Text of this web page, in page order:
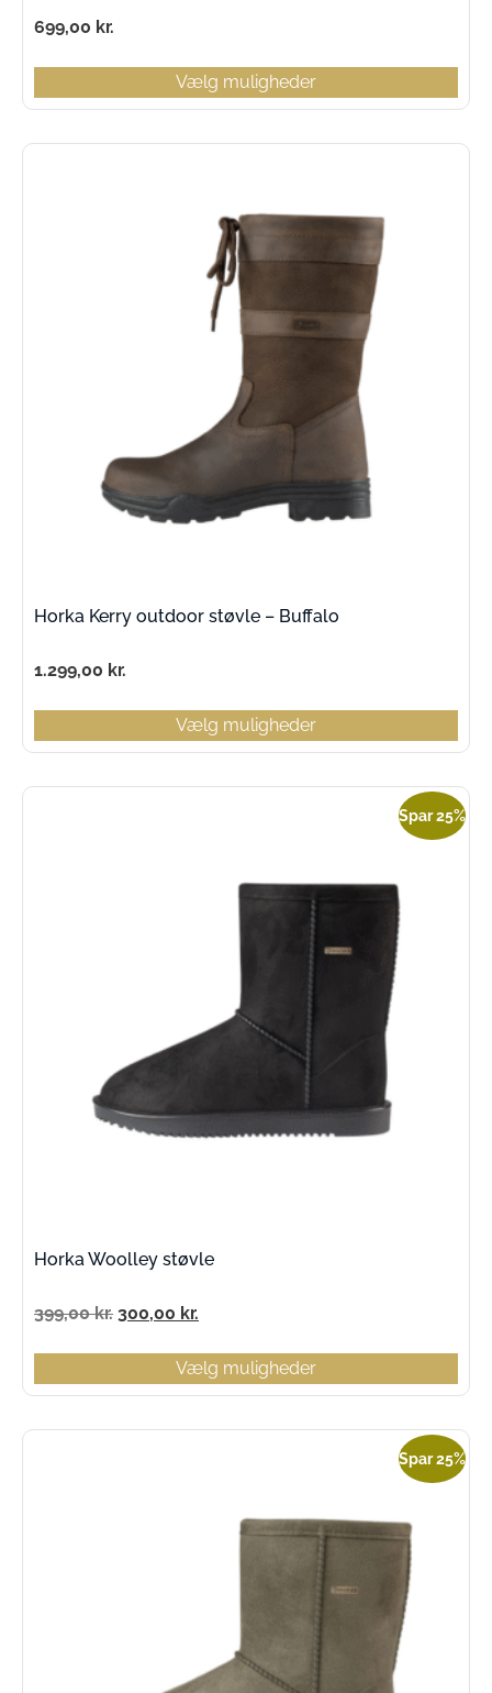
699,00 kr.
Vælg muligheder
Horka Kerry outdoor støvle – Buffalo
1.299,00 kr.
Vælg muligheder
Spar 25%
Horka Woolley støvle
399,00kr. 300,00 kr.
Vælg muligheder
Spar 25%